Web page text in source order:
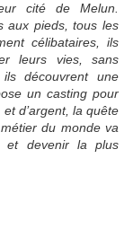
cité de Melun.
aux pieds, tous les
célibataires, ils
leurs vies, sans
découvrent une
un casting pour
d’argent, la quête
du monde va
et devenir la plus